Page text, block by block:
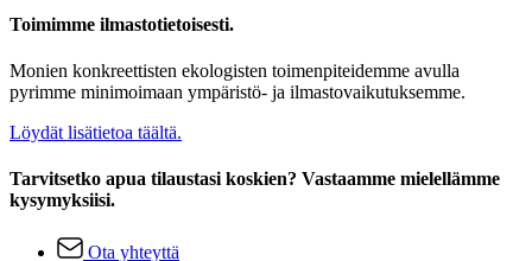
Toimimme ilmastotietoisesti.
Monien konkreettisten ekologisten toimenpiteidemme avulla
pyrimme minimoimaan ympäristö- ja ilmastovaikutuksemme.
Löydät lisätietoa täältä.
Tarvitsetko apua tilaustasi koskien? Vastaamme mielellämme
kysymyksiisi.
Ota yhteyttä